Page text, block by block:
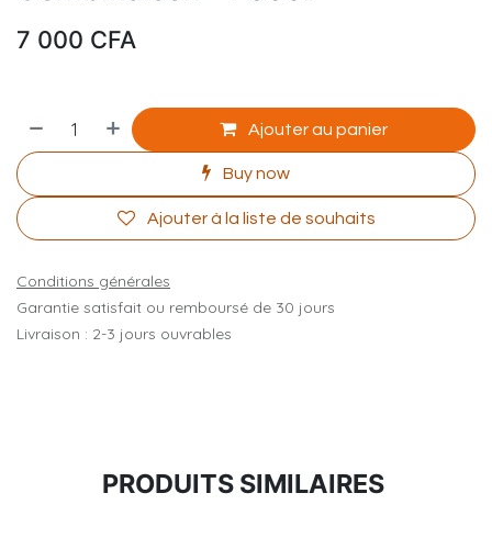
7 000 CFA
Ajouter au panier
Buy now
Ajouter à la liste de souhaits
Conditions générales
Garantie satisfait ou remboursé de 30 jours
Livraison : 2-3 jours ouvrables
PRODUITS SIMILAIRES